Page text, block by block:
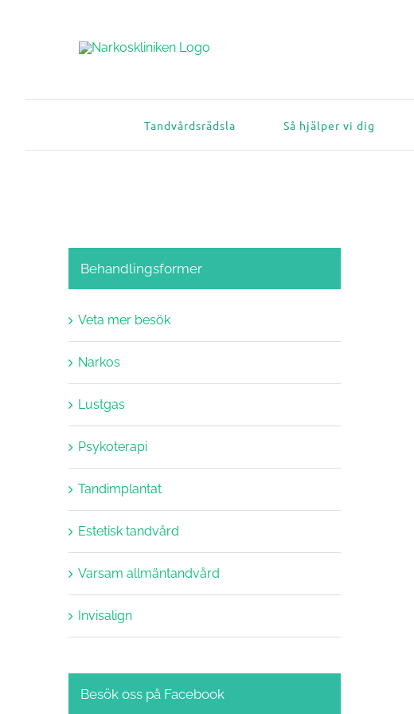
Tandvårdsrädsla Så hjälper vi dig
Behandlingsformer
Veta mer besök
Narkos
Lustgas
Psykoterapi
Tandimplantat
Estetisk tandvård
Varsam allmäntandvård
Invisalign
Besök oss på Facebook